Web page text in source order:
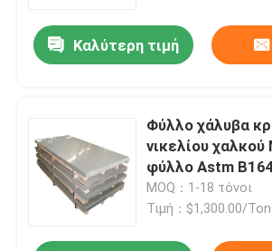
Καλύτερη τιμή
Φύλλο χάλυβα
νικελίου χαλκού
φύλλο Astm
Uns N04400
MOQ：1-18 τόνοι
Τιμή：$1,300.00/